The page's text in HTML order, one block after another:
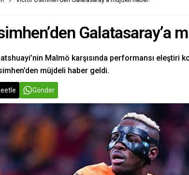
Galatasaray’a
Malmö karşısında performansı eleştiri
müjdeli haber geldi.
Gönder